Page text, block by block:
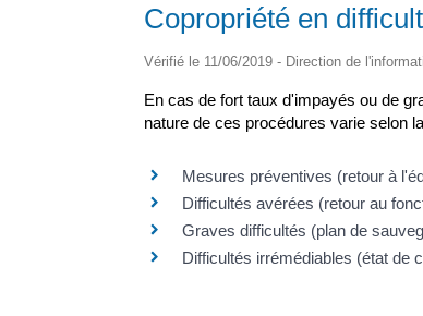
Copropriété en
Vérifié le 11/06/2019 - Direction de
En cas de fort taux d'impayés ou de
nature de ces procédures varie selon
Mesures préventives (retour à
Difficultés avérées (retour au
Graves difficultés (plan de
Difficultés irrémédiables (état de